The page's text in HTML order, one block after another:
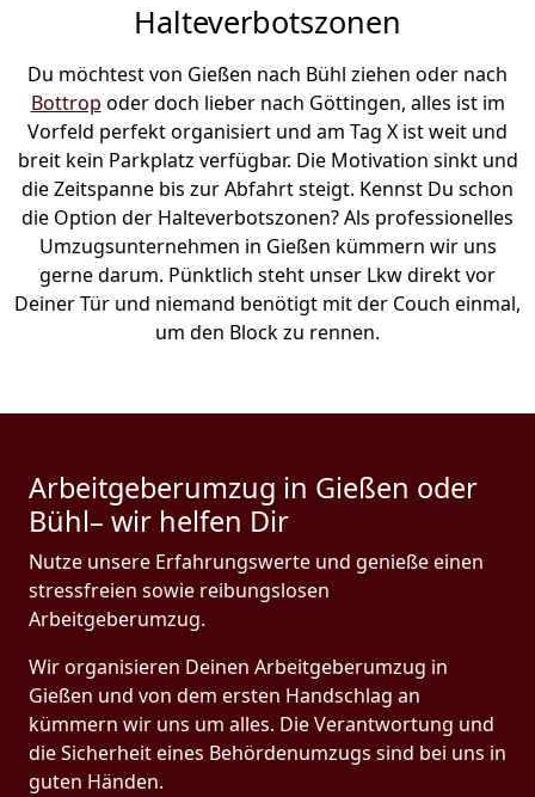
Halteverbotszonen
Du möchtest von Gießen nach Bühl ziehen oder nach
Bottrop oder doch lieber nach Göttingen, alles ist im
Vorfeld perfekt organisiert und am Tag X ist weit und
breit kein Parkplatz verfügbar. Die Motivation sinkt und
die Zeitspanne bis zur Abfahrt steigt. Kennst Du schon
die Option der Halteverbotszonen? Als professionelles
Umzugsunternehmen in Gießen kümmern wir uns
gerne darum. Pünktlich steht unser Lkw direkt vor
Deiner Tür und niemand benötigt mit der Couch einmal,
um den Block zu rennen.
Arbeitgeberumzug in Gießen oder
Bühl– wir helfen Dir
Nutze unsere Erfahrungswerte und genieße einen
stressfreien sowie reibungslosen
Arbeitgeberumzug.
Wir organisieren Deinen Arbeitgeberumzug in
Gießen und von dem ersten Handschlag an
kümmern wir uns um alles. Die Verantwortung und
die Sicherheit eines Behördenumzugs sind bei uns in
guten Händen.